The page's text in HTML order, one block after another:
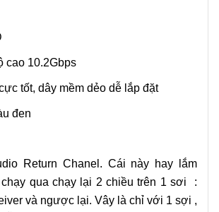
cao 10.2Gbps
tốt, dây mềm dẻo dễ lắp đặt
đen
Return Chanel. Cái này hay lắm
qua chạy lại 2 chiều trên 1 sơi
:
và ngược lại. Vây là chỉ với 1 sợi ,